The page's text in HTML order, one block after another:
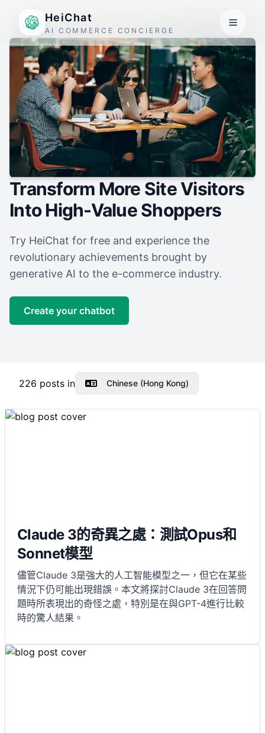
HeiChat
AI COMMERCE CONCIERGE
Transform More Site Visitors
Into High-Value Shoppers
Try HeiChat for free and experience the
revolutionary achievements brought by
generative AI to the e-commerce industry.
Create your chatbot
226 posts in Chinese (Hong Kong)
Claude 3的奇異之處：測試Opus和
Sonnet模型
儘管Claude 3是強大的人工智能模型之一，但它在某些
情況下仍可能出現錯誤。本文將探討Claude 3在回答問
題時所表現出的奇怪之處，特別是在與GPT-4進行比較
時的驚人結果。